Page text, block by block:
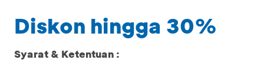
Diskon hingga 30%
Syarat & Ketentuan :